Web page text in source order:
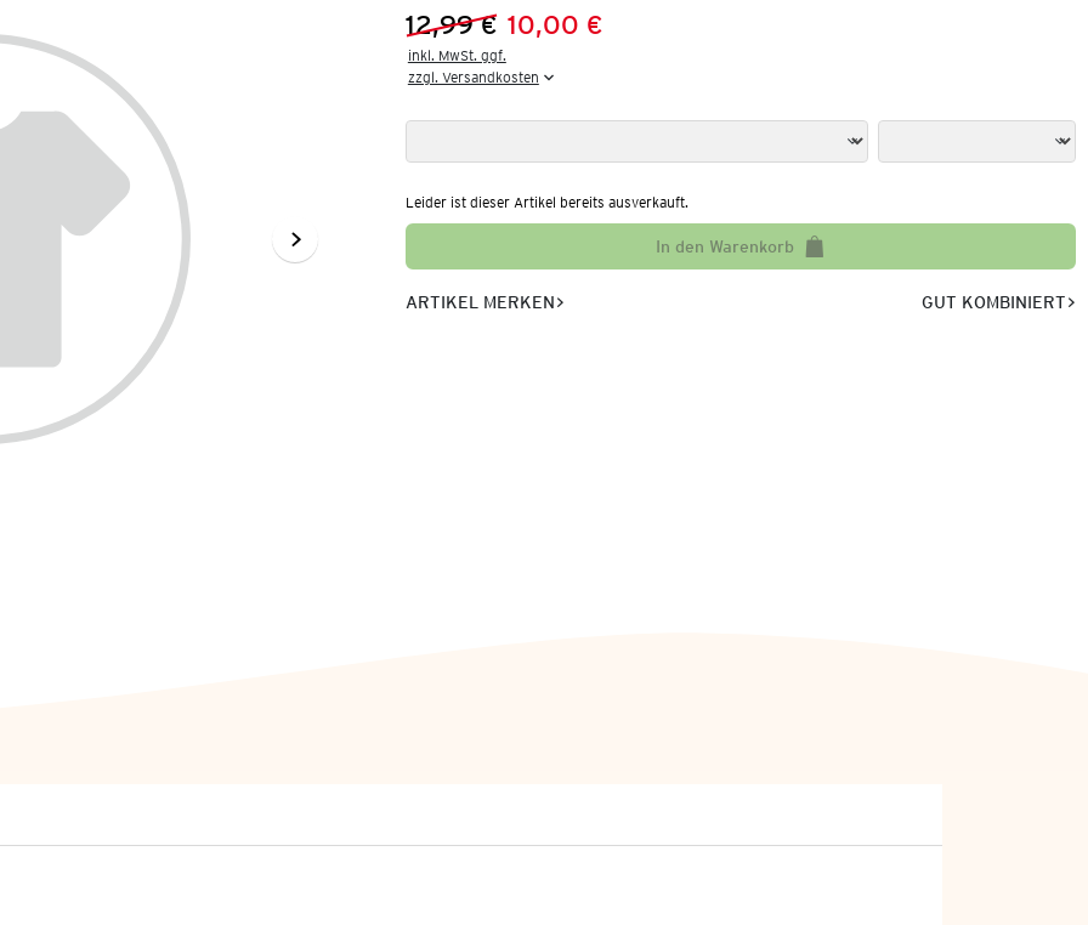
Vorheriger Preis:
12,99 €
Neuer Preis:10,00 €
inkl. MwSt. ggf.
zzgl. Versandkosten
Leider ist dieser Artikel bereits ausverkauft.
In den Warenkorb
ARTIKEL MERKEN GUT KOMBINIERT